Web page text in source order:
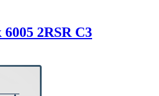
2RSR C3